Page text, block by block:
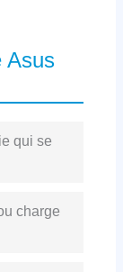
Asus
qui se
charge